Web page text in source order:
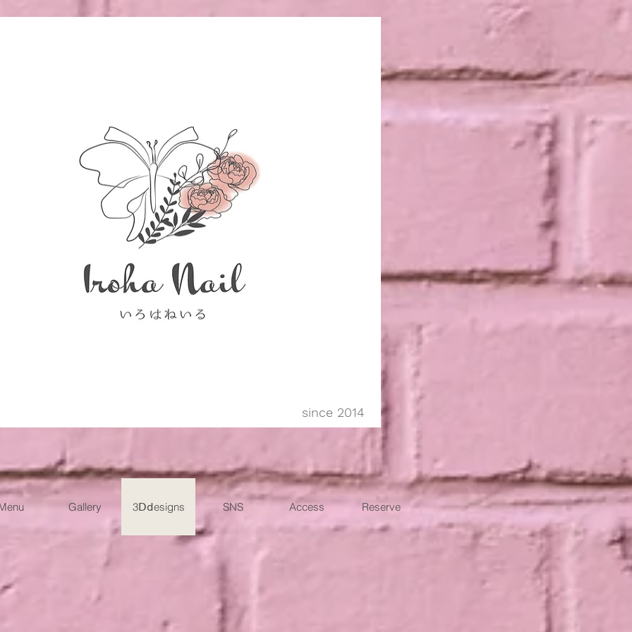
since 2014
Gallery 3Ⅾⅾesigns SNS Access Reserve